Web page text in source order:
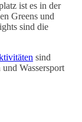
ist es in der
Greens und
sind die
sind
Wassersport